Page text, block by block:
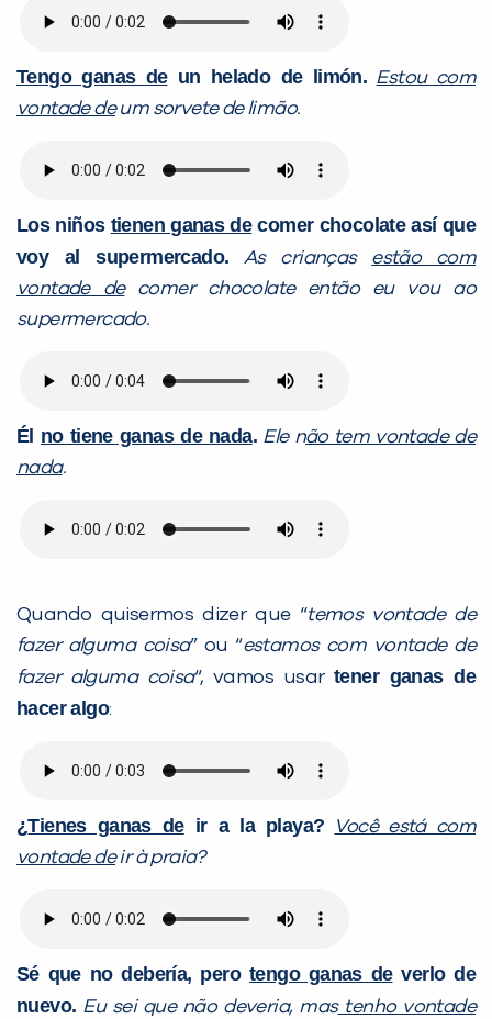
Tengo ganas deun helado de limón. Estou com
vontade deum sorvete de limão.
Los niños tienen ganas decomer chocolate así que
voy al supermercado.
As crianças estão com
vontade decomer chocolate então eu vou ao
supermercado.
Él no tiene ganas de nada. Ele não tem vontade de
nada.
Quando quisermos dizer que “temos vontade de
fazer alguma coisa” ou “estamos com vontade de
fazer alguma coisa“, vamos usar tener ganas de
hacer algo:
¿Tienes ganas deir a la playa?
Você está com
vontade deir à praia?
Sé que no debería, pero tengo ganas deverlo de
nuevo. Eu sei que não deveria, mastenho vontade